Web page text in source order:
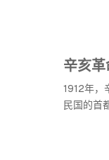
辛亥
1912年，
民国的首